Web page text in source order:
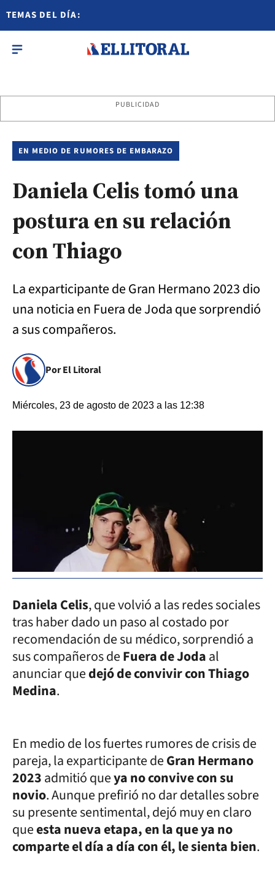
TEMAS DEL DÍA:
PUBLICIDAD
EN MEDIO DE RUMORES DE EMBARAZO
Daniela Celis tomó una
postura en su relación
con Thiago
La exparticipante de Gran Hermano 2023 dio
una noticia en Fuera de Joda que sorprendió
a sus compañeros.
Por El Litoral
Miércoles, 23 de agosto de 2023 a las 12:38
Daniela Celis, que volvió a las redes sociales
tras haber dado un paso al costado por
recomendación de su médico, sorprendió a
sus compañeros deFuera de Jodaal
anunciar quedejó de convivir con Thiago
Medina.
En medio de los fuertes rumores de crisis de
pareja, la exparticipante deGran Hermano
2023admitió queya no convive con su
novio. Aunque prefirió no dar detalles sobre
su presente sentimental, dejó muy en claro
queesta nueva etapa, en la que ya no
comparte el día a día con él, le sienta bien.